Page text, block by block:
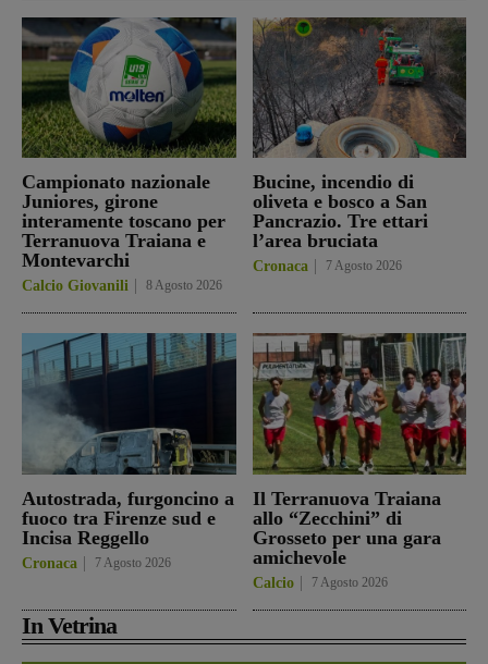
Campionato nazionale
Juniores, girone
interamente toscano per
Terranuova Traiana e
Montevarchi
Calcio Giovanili 8 Agosto 2026
Bucine, incendio di
oliveta e bosco a San
Pancrazio. Tre ettari
l’area bruciata
Cronaca 7 Agosto 2026
Autostrada, furgoncino a
fuoco tra Firenze sud e
Incisa Reggello
Cronaca 7 Agosto 2026
Il Terranuova Traiana
allo “Zecchini” di
Grosseto per una gara
amichevole
Calcio 7 Agosto 2026
In Vetrina